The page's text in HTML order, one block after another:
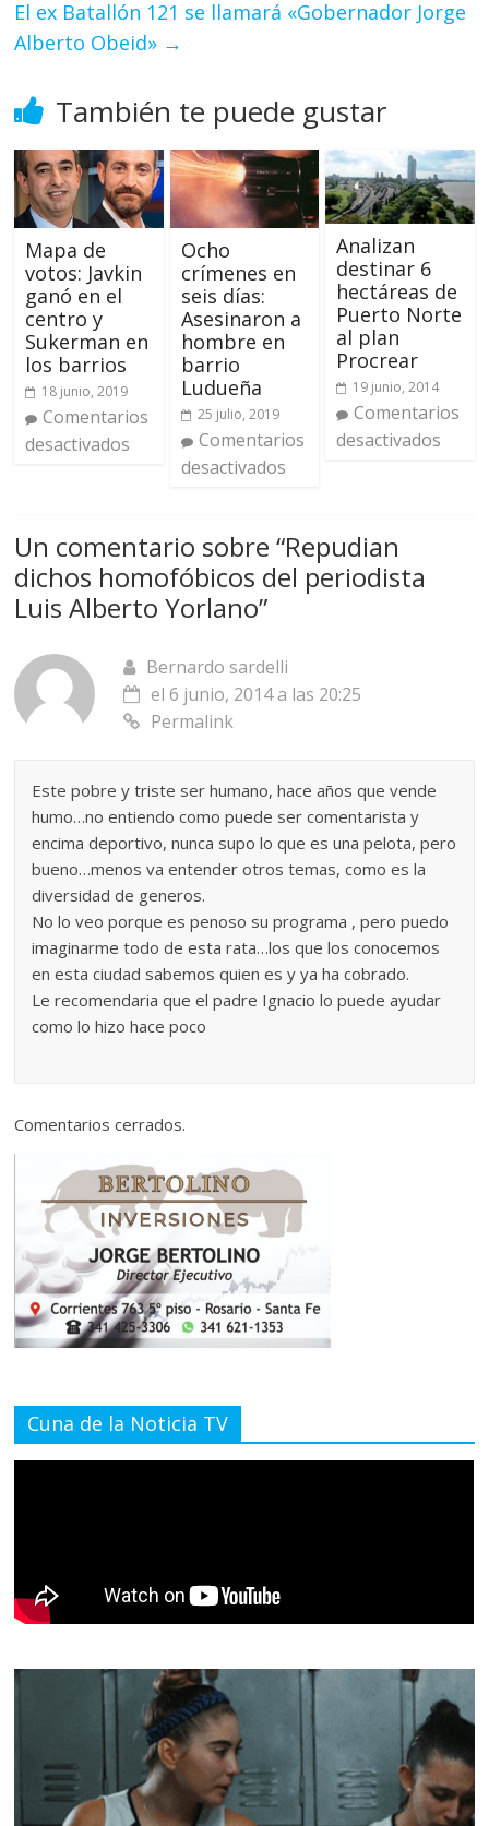
El ex Batallón 121 se llamará «Gobernador Jorge
Alberto Obeid» →
También te puede gustar
Mapa de
votos: Javkin
ganó en el
centro y
Sukerman en
los barrios
18 junio, 2019
Comentarios
desactivados
Ocho
crímenes en
seis días:
Asesinaron a
hombre en
barrio
Ludueña
25 julio, 2019
Comentarios
desactivados
Analizan
destinar 6
hectáreas de
Puerto Norte
al plan
Procrear
19 junio, 2014
Comentarios
desactivados
Un comentario sobre “Repudian
dichos homofóbicos del periodista
Luis Alberto Yorlano”
Bernardo sardelli
el 6 junio, 2014 a las 20:25
Permalink
Este pobre y triste ser humano, hace años que vende
humo…no entiendo como puede ser comentarista y
encima deportivo, nunca supo lo que es una pelota, pero
bueno…menos va entender otros temas, como es la
diversidad de generos.
No lo veo porque es penoso su programa , pero puedo
imaginarme todo de esta rata…los que los conocemos
en esta ciudad sabemos quien es y ya ha cobrado.
Le recomendaria que el padre Ignacio lo puede ayudar
como lo hizo hace poco
Comentarios cerrados.
Cuna de la Noticia TV